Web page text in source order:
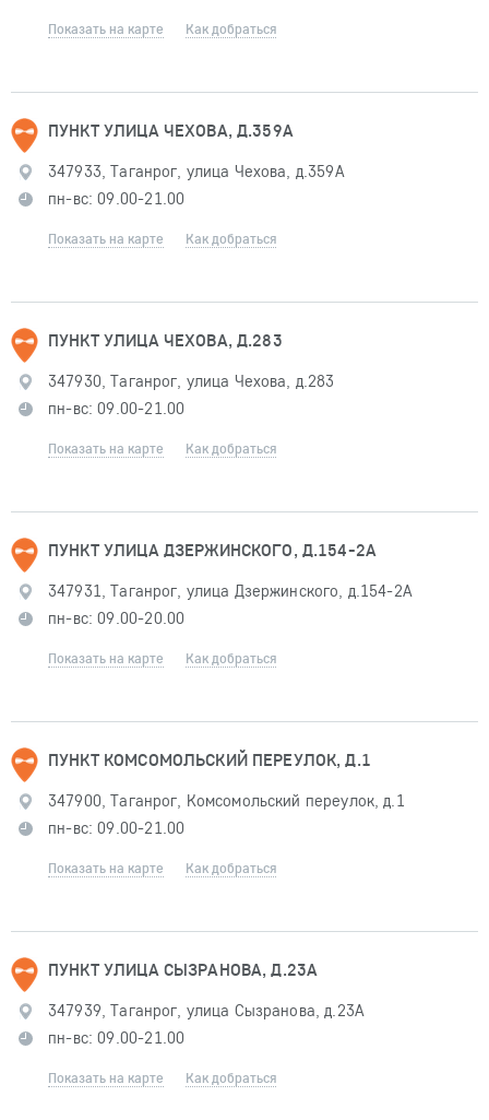
Показать на карте Как добраться
ПУНКТ УЛИЦА ЧЕХОВА, Д.359А
347933, Таганрог, улица Чехова, д.359А
пн-вс: 09.00-21.00
Показать на карте Как добраться
ПУНКТ УЛИЦА ЧЕХОВА, Д.283
347930, Таганрог, улица Чехова, д.283
пн-вс: 09.00-21.00
Показать на карте Как добраться
ПУНКТ УЛИЦА ДЗЕРЖИНСКОГО, Д.154-2А
347931, Таганрог, улица Дзержинского, д.154-2А
пн-вс: 09.00-20.00
Показать на карте Как добраться
ПУНКТ КОМСОМОЛЬСКИЙ ПЕРЕУЛОК, Д.1
347900, Таганрог, Комсомольский переулок, д.1
пн-вс: 09.00-21.00
Показать на карте Как добраться
ПУНКТ УЛИЦА СЫЗРАНОВА, Д.23А
347939, Таганрог, улица Сызранова, д.23А
пн-вс: 09.00-21.00
Показать на карте Как добраться